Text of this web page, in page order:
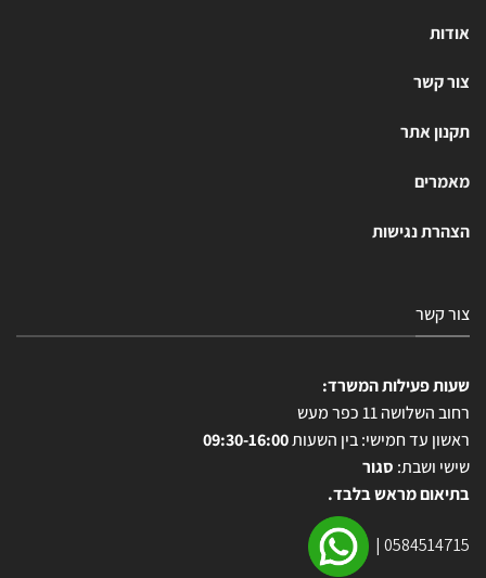
אודות
צור קשר
תקנון אתר
מאמרים
הצהרת נגישות
צור קשר
שעות פעילות המשרד:
רחוב השלושה 11 כפר מעש
ראשון עד חמישי: בין השעות09:30-16:00
שישי ושבת: סגור
בתיאום מראש בלבד.
0584514715
|